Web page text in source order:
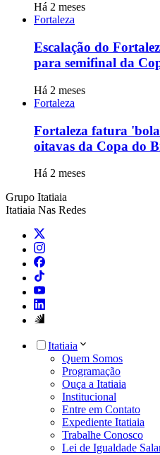
Há 2 meses
Fortaleza
Escalação do
para semifinal da
Há 2 meses
Fortaleza
Fortaleza fatura
oitavas da Copa do
Há 2 meses
Grupo Itatiaia
Itatiaia Nas Redes
Itatiaia
Quem Somos
Programação
Ouça a Itatiaia
Institucional
Entre em Contato
Expediente Itatiaia
Trabalhe Conosco
Lei de Igualdade